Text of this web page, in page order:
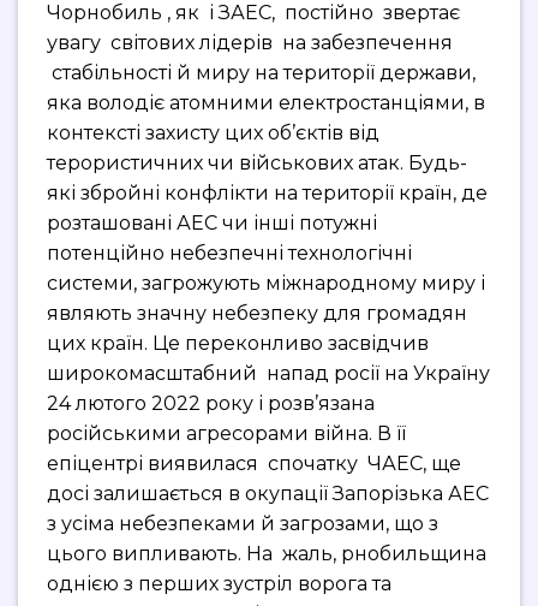
Чорнобиль , як і ЗАЕС, постійно звертає
увагу світових лідерів на забезпечення
стабільності й миру на території держави,
яка володіє атомними електростанціями, в
контексті захисту цих об’єктів від
терористичних чи військових атак. Будь-
які збройні конфлікти на території країн, де
розташовані АЕС чи інші потужні
потенційно небезпечні технологічні
системи, загрожують міжнародному миру і
являють значну небезпеку для громадян
цих країн. Це переконливо засвідчив
широкомасштабний напад росії на Україну
24 лютого 2022 року і розв’язана
російськими агресорами війна. В її
епіцентрі виявилася спочатку ЧАЕС, ще
досі залишається в окупації Запорізька АЕС
з усіма небезпеками й загрозами, що з
цього випливають. На жаль, рнобильщина
однією з перших зустріл ворога та